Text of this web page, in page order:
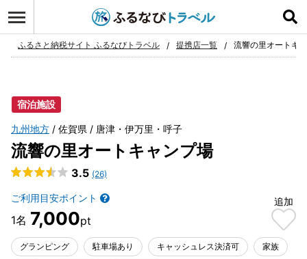
お気に入り
ふるさと納税サイト ふるなびトラベル 提携店一覧 流響の里オートキ
宿泊施設
九州地方 佐賀県 唐津・伊万里・呼子
流響の里オートキャンプ場
3.5 (26)
ご利用目安ポイント
7,000
追加
グランピング 駐車場あり キャッシュレス決済可 家族